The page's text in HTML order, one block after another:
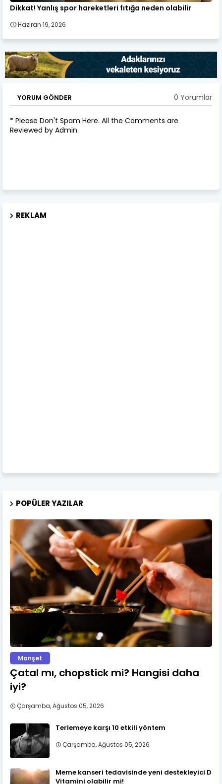
Dikkat! Yanlış spor hareketleri fıtığa neden olabilir
Haziran 19, 2026
YORUM GÖNDER 0 Yorumlar
* Please Don't Spam Here. All the Comments are
Reviewed by Admin.
REKLAM
POPÜLER YAZILAR
Manşet
Çatal mı, chopstick mi? Hangisi daha
iyi?
Çarşamba, Ağustos 05, 2026
Terlemeye karşı 10 etkili yöntem
Çarşamba, Ağustos 05, 2026
Meme kanseri tedavisinde yeni destekleyici D
Vitamini olabilir mi!